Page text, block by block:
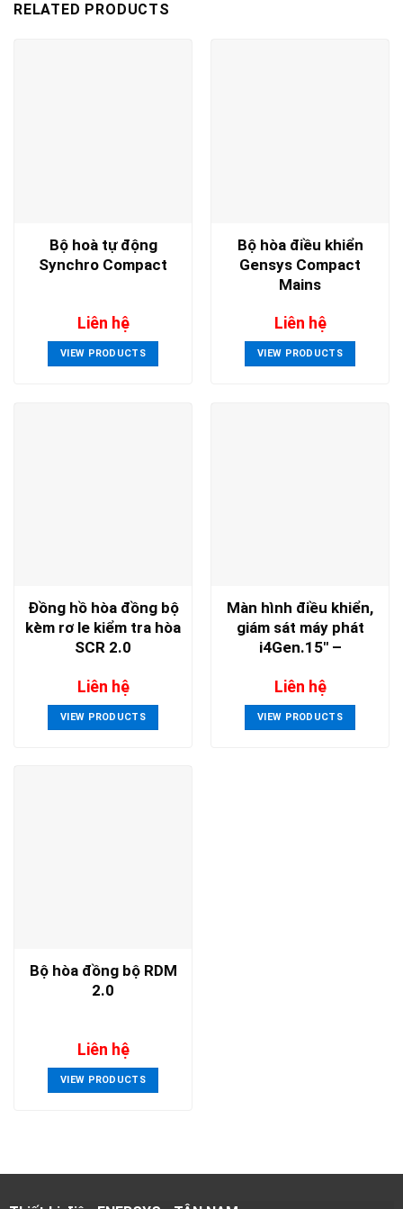
RELATED PRODUCTS
Bộ hoà tự động
Synchro Compact
Liên hệ
VIEW PRODUCTS
Bộ hòa điều khiển
Gensys Compact
Mains
Liên hệ
VIEW PRODUCTS
Đồng hồ hòa đồng bộ
kèm rơ le kiểm tra hòa
SCR 2.0
Liên hệ
VIEW PRODUCTS
Màn hình điều khiển,
giám sát máy phát
i4Gen.15″ –
Liên hệ
VIEW PRODUCTS
Bộ hòa đồng bộ RDM
2.0
Liên hệ
VIEW PRODUCTS